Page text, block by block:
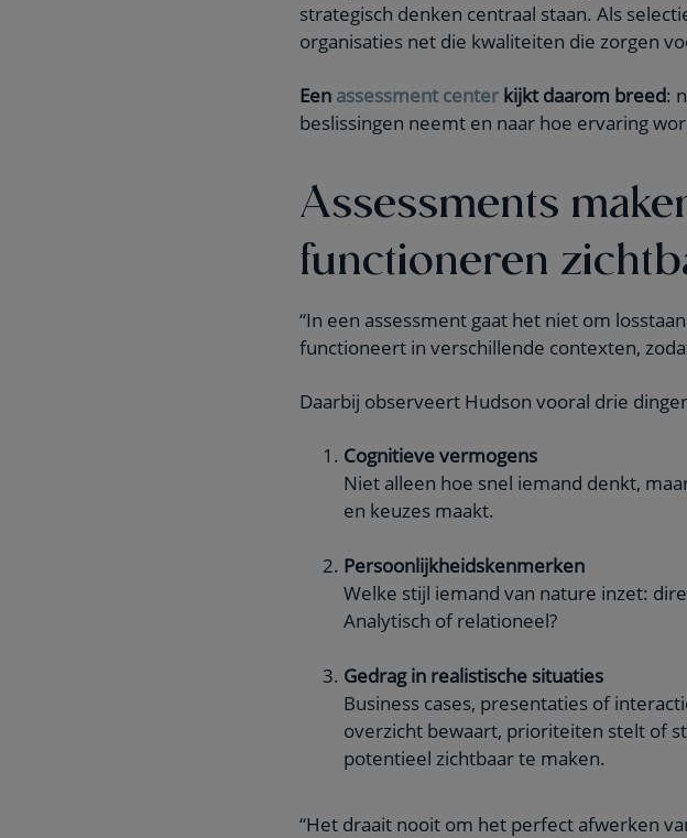
strategisch denken centraal staan. Als
organisaties net die kwaliteiten die zorgen
Een assessment center kijkt daarom breed:
beslissingen neemt en naar hoe ervaring
Assessments
functioneren
“In een assessment gaat het niet om
functioneert in verschillende contexten,
Daarbij observeert Hudson vooral drie
Cognitieve vermogens
Niet alleen hoe snel iemand denkt,
en keuzes maakt.
Persoonlijkheidskenmerken
Welke stijl iemand van nature inzet:
Analytisch of relationeel?
Gedrag in realistische situaties
Business cases, presentaties of
overzicht bewaart, prioriteiten stelt of
potentieel zichtbaar te maken.
“Het draait nooit om het perfect afwerken